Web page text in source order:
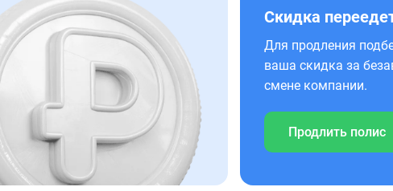
Скидка
Для продления
ваша скидка за
смене компании.
Продлить полис